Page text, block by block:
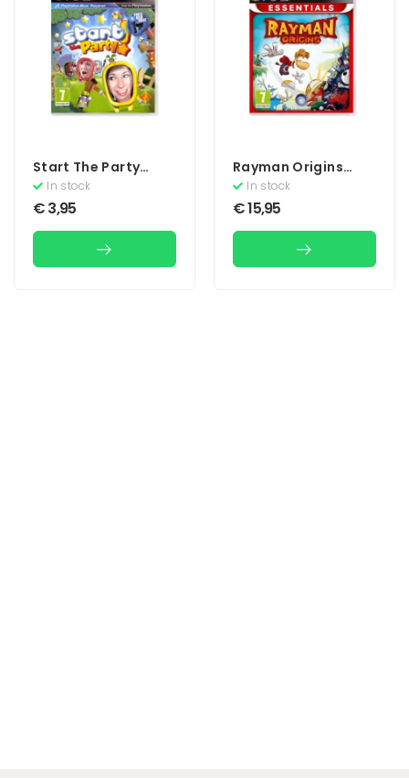
Start The Party
(Move)
In stock
€3,95
Rayman Origins
(Essentials)
In stock
€15,95